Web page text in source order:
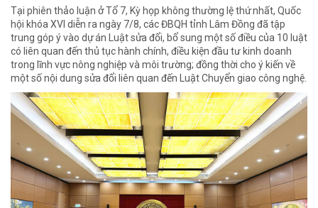
Tại phiên thảo luận ở Tổ 7, Kỳ họp không thường lệ thứ nhất, Quốc
hội khóa XVI diễn ra ngày 7/8, các ĐBQH tỉnh Lâm Đồng đã tập
trung góp ý vào dự án Luật sửa đổi, bổ sung một số điều của 10 luật
có liên quan đến thủ tục hành chính, điều kiện đầu tư kinh doanh
trong lĩnh vực nông nghiệp và môi trường; đồng thời cho ý kiến về
một số nội dung sửa đổi liên quan đến Luật Chuyển giao công nghệ.